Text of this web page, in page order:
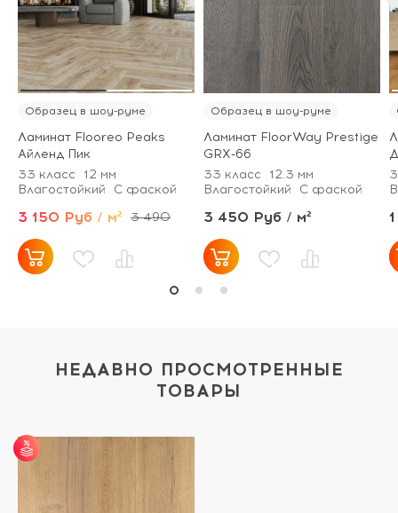
Образец в шоу-руме
Ламинат Flooreo Peaks
Айленд Пик
33 класс
12 мм
Влагостойкий
С фаской
3 150 Руб / м² 3 490
от 101 м² - скидка
12%.
Образец в шоу-руме
Ламинат FloorWay Prestige
GRX-66
33 класс
12.3 мм
Влагостойкий
С фаской
3 450 Руб / м²
НЕДАВНО ПРОСМОТРЕННЫЕ
ТОВАРЫ
от 51 м² - скидка 10%;